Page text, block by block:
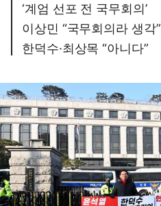
‘계엄 선포 전 국무회의’
이상민 “국무회의라 생각”
한덕수·최상목 “아니다”